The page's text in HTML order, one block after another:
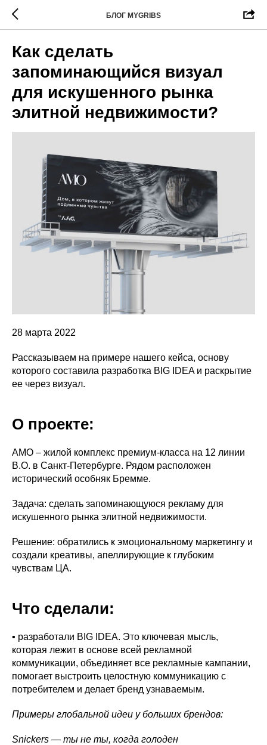
БЛОГ MYGRIBS
Как сделать
запоминающийся визуал
для искушенного рынка
элитной недвижимости?
28 марта 2022
Рассказываем на примере нашего кейса, основу
которого составила разработка BIG IDEA и раскрытие
ее через визуал.
О проекте:
AMO – жилой комплекс премиум-класса на 12 линии
В.О. в Санкт-Петербурге. Рядом расположен
исторический особняк Бремме.
Задача: сделать запоминающуюся рекламу для
искушенного рынка элитной недвижимости.
Решение: обратились к эмоциональному маркетингу и
создали креативы, апеллирующие к глубоким
чувствам ЦА.
Что сделали:
▪ разработали BIG IDEA. Это ключевая мысль,
которая лежит в основе всей рекламной
коммуникации, объединяет все рекламные кампании,
помогает выстроить целостную коммуникацию с
потребителем и делает бренд узнаваемым.
Примеры глобальной идеи у больших брендов:
Snickers — ты не ты, когда голоден